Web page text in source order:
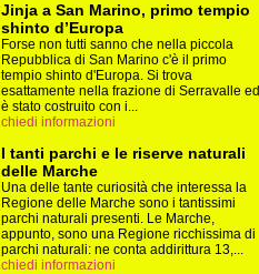
Jinja a San Marino, primo tempio
shinto d’Europa
Forse non tutti sanno che nella piccola
Repubblica di San Marino c'è il primo
tempio shinto d'Europa. Si trova
esattamente nella frazione di Serravalle ed
è stato costruito con i...
chiedi informazioni
I tanti parchi e le riserve naturali
delle Marche
Una delle tante curiosità che interessa la
Regione delle Marche sono i tantissimi
parchi naturali presenti. Le Marche,
appunto, sono una Regione ricchissima di
parchi naturali: ne conta addirittura 13,...
chiedi informazioni